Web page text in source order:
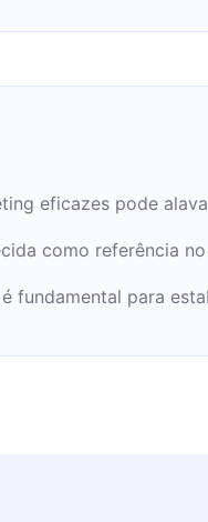
eficazes pode
como referência
fundamental para